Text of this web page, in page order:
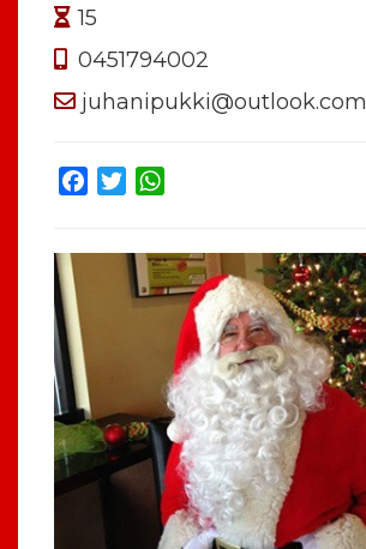
15
0451794002
juhanipukki@outlook.com
Facebook
Twitter